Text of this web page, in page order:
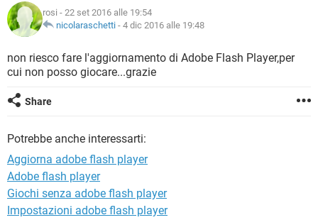
HARDWARE
TIKTOK FACEBOOK
iOS
INSTAGRAM
TIKTOK FACEBOOK
INTRATTENIMENTO ANDROID
INSTAGRAM
TIKTOK
GLOSSARIO
COVID-19
INTRATTENIMENTO ANDROID
INSTAGRAM
HARDWARE
rosi - 22 set 2016 alle 19:54
nicolaraschetti - 4 dic 2016 alle 19:48
non riesco fare l'aggiornamento di Adobe Flash Player,per
cui non posso giocare...grazie
Share
Potrebbe anche interessarti:
Aggiorna adobe flash player
Adobe flash player
Giochi senza adobe flash player
Impostazioni adobe flash player